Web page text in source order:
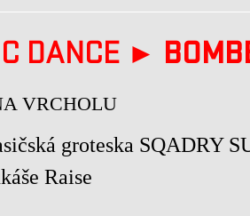
DANCE ►
VRCHOLU
groteska SQADRY
Raise